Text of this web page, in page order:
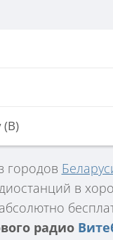
(В)
городов
в
радио